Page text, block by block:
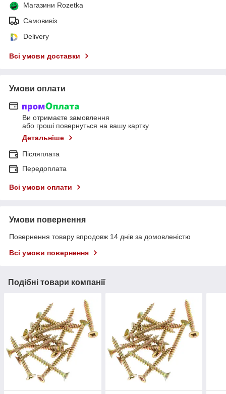
Магазини Rozetka
Самовивіз
Delivery
Всі умови доставки
Умови оплати
Ви отримаєте замовлення
або гроші повернуться на вашу картку
Детальніше
Післяплата
Передоплата
Всі умови оплати
Умови повернення
Повернення товару впродовж 14 днів за домовленістю
Всі умови повернення
Подібні товари компанії